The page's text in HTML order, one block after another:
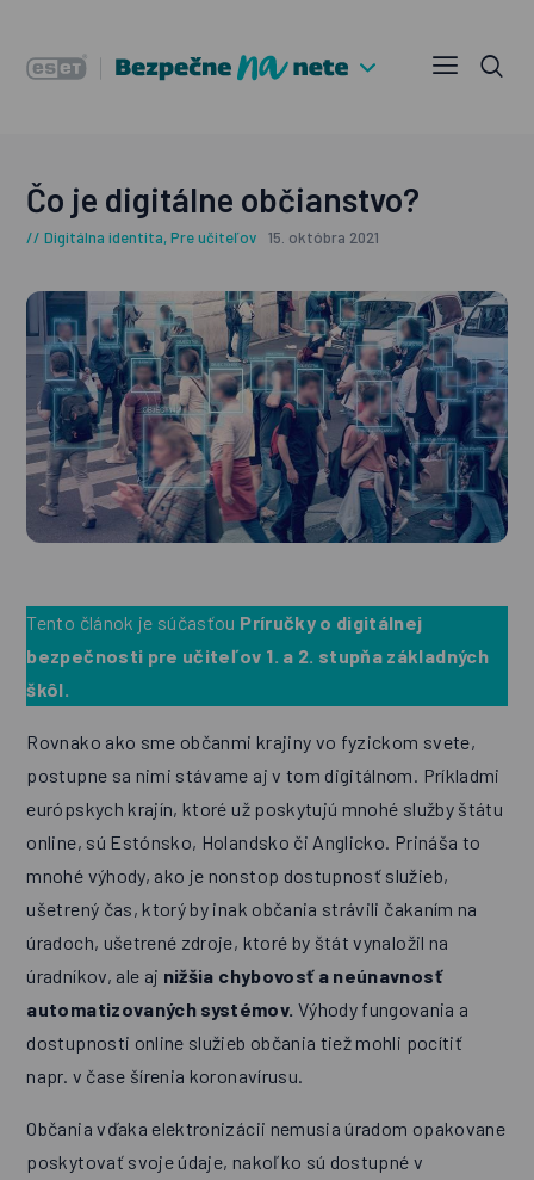
Čo je digitálne občianstvo?
Digitálna identita,Pre učiteľov 15. októbra 2021
Tento článok je súčasťou Príručky o digitálnej
bezpečnosti pre učiteľov 1. a 2. stupňa základných
škôl.
Rovnako ako sme občanmi krajiny vo fyzickom svete,
postupne sa nimi stávame aj v tom digitálnom. Príkladmi
európskych krajín, ktoré už poskytujú mnohé služby štátu
online, sú Estónsko, Holandsko či Anglicko. Prináša to
mnohé výhody, ako je nonstop dostupnosť služieb,
ušetrený čas, ktorý by inak občania strávili čakaním na
úradoch, ušetrené zdroje, ktoré by štát vynaložil na
úradníkov, ale aj nižšia chybovosť a neúnavnosť
automatizovaných systémov. Výhody fungovania a
dostupnosti online služieb občania tiež mohli pocítiť
napr. v čase šírenia koronavírusu.
Občania vďaka elektronizácii nemusia úradom opakovane
poskytovať svoje údaje, nakoľko sú dostupné v